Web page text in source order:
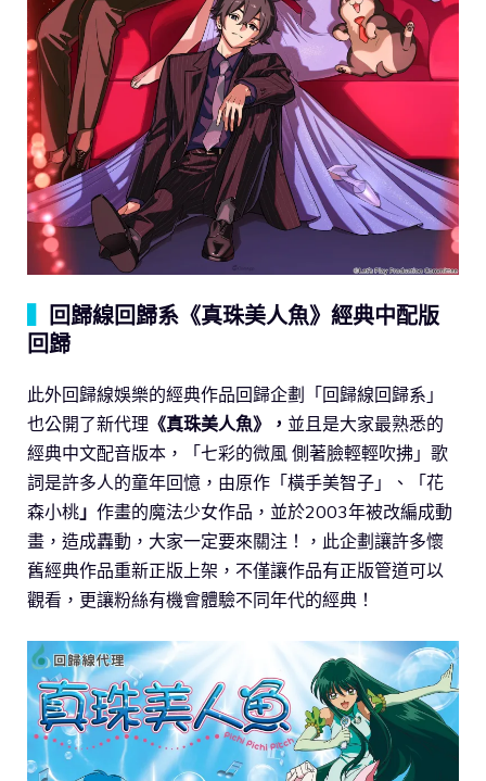
回歸線回歸系《真珠美人魚》經典中配版
回歸
此外回歸線娛樂的經典作品回歸企劃「回歸線回歸系」
也公開了新代理 《真珠美人魚》， 並且是大家最熟悉的
經典中文配音版本，「七彩的微風 側著臉輕輕吹拂」歌
詞是許多人的童年回憶，由原作「橫手美智子」、「花
森小桃 」 作畫的魔法少女作品，並於2003年被改編成動
畫，造成轟動，大家一定要來關注！，此企劃讓許多懷
舊經典作品重新正版上架，不僅讓作品有正版管道可以
觀看，更讓粉絲有機會體驗不同年代的經典！